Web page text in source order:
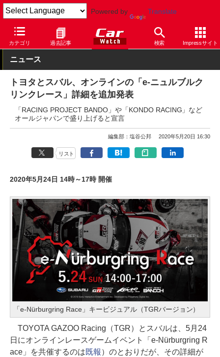
Powered by Translate
カテゴリ 過去記事 検索 Impressサイト
Car Watch モータースポーツ ニュルブルクリンク24時間レース
ニュース
トヨタとスバル、オンラインの「e-ニュルブルク
リンクレース」詳細を追加発表
「RACING PROJECT BANDO」や「KONDO RACING」など
オールジャパンで盛り上げると宣言
編集部：塩谷公邦 2020年5月20日 16:30
リスト
2020年5月24日 14時～17時 開催
「e-Nürburgring Race」キービジュアル（TGRバージョン）
TOYOTA GAZOO Racing（TGR）とスバルは、5月24
日にオンラインレースゲームイベント「e-Nürburgring R
ace」を共催するのは既報 ）のとおりだが、その詳細が